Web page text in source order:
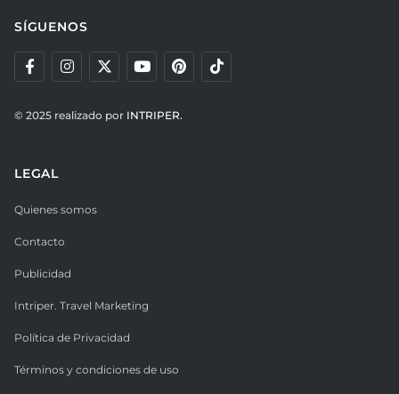
SÍGUENOS
© 2025 realizado por INTRIPER.
LEGAL
Quienes somos
Contacto
Publicidad
Intriper. Travel Marketing
Política de Privacidad
Términos y condiciones de uso